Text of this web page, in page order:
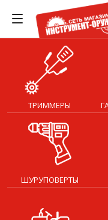
ТРИММЕРЫ
ШУРУПОВЕРТЫ